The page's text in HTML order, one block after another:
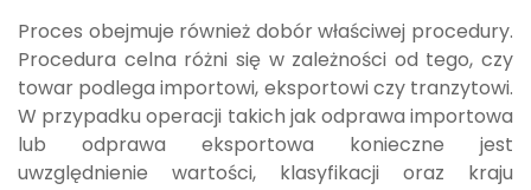
Proces obejmuje również dobór właściwej procedury.
Procedura celna różni się w zależności od tego, czy
towar podlega importowi, eksportowi czy tranzytowi.
W przypadku operacji takich jak odprawa importowa
lub odprawa eksportowa konieczne jest
uwzględnienie wartości, klasyfikacji oraz kraju